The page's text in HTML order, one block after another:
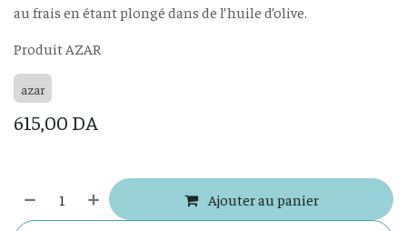
au frais en étant plongé dans de l’huile d’olive.
Produit AZAR
azar
615,00 DA
Ajouter au panier